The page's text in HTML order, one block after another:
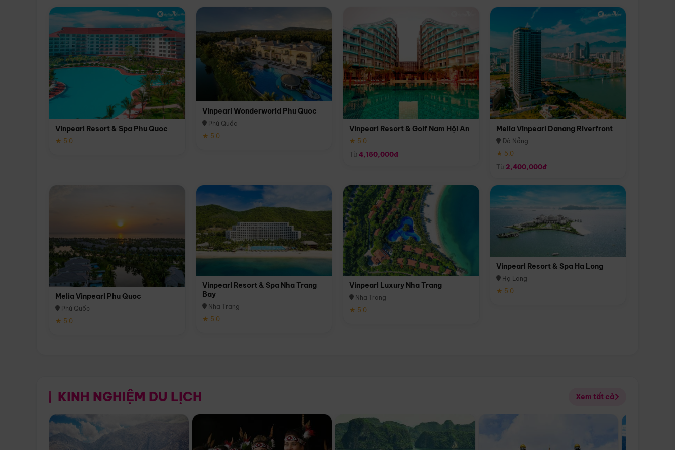
Vinpearl Resort & Spa Phu Quoc
★ 5.0
Vinpearl Wonderworld Phu Quoc
Phú Quốc
★ 5.0
Vinpearl Resort & Golf Nam Hội An
★ 5.0
Từ4,150,000đ
Melia Vinpearl Danang Riverfront
Đà Nẵng
★ 5.0
Từ 2,400,000đ
Melia Vinpearl Phu Quoc
Phú Quốc
★ 5.0
Vinpearl Resort & Spa Nha Trang
Bay
Nha Trang
★ 5.0
Vinpearl Luxury Nha Trang
Nha Trang
★ 5.0
Vinpearl Resort & Spa Ha Long
Hạ Long
★ 5.0
KINH NGHIỆM DU LỊCH Xem tất cả